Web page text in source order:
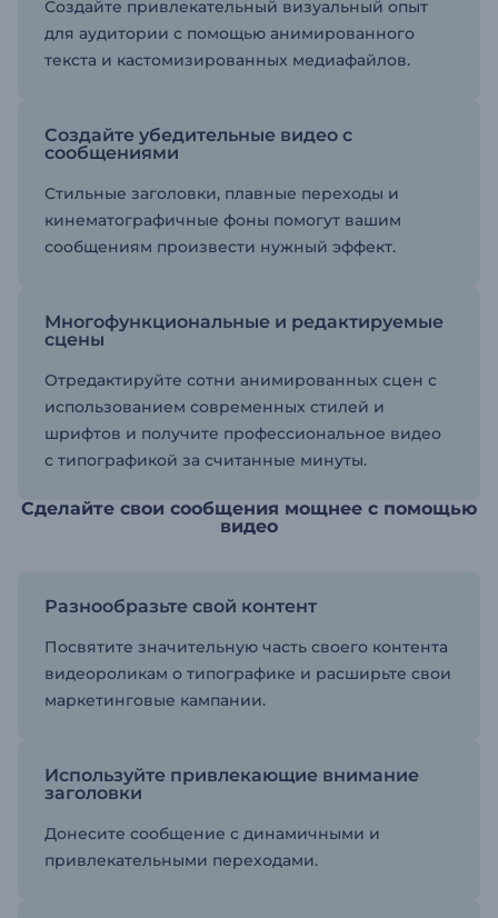
Создайте привлекательный визуальный опыт
для аудитории с помощью анимированного
текста и кастомизированных медиафайлов.
Создайте убедительные видео с
сообщениями
Стильные заголовки, плавные переходы и
кинематографичные фоны помогут вашим
сообщениям произвести нужный эффект.
Многофункциональные и редактируемые
сцены
Отредактируйте сотни анимированных сцен с
использованием современных стилей и
шрифтов и получите профессиональное видео
с типографикой за считанные минуты.
Сделайте свои сообщения мощнее с помощью
видео
Разнообразьте свой контент
Посвятите значительную часть своего контента
видеороликам о типографике и расширьте свои
маркетинговые кампании.
Используйте привлекающие внимание
заголовки
Донесите сообщение с динамичными и
привлекательными переходами.